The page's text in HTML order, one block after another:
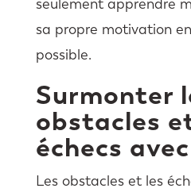
seulement apprendre
sa propre motivation
possible.
Surmonter
obstacles
échecs
Les obstacles et les